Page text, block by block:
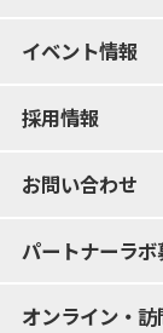
イベント情報
採用情報
お問い合わせ
パートナーラボ
オンライン・